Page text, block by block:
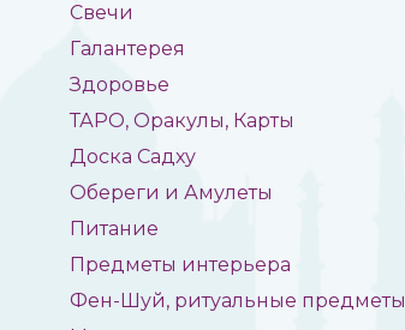
Свечи
Галантерея
Здоровье
ТАРО, Оракулы, Карты
Доска Садху
Обереги и Амулеты
Питание
Предметы интерьера
Фен-Шуй, ритуальные предметы